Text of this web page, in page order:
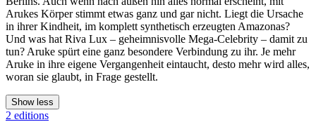
Arukes Körper stimmt etwas ganz und gar nicht. Liegt die Ursache
in ihrer Kindheit, im komplett synthetisch erzeugten Amazonas?
Und was hat Riva Lux – geheimnisvolle Mega-Celebrity – damit zu
tun? Aruke spürt eine ganz besondere Verbindung zu ihr. Je mehr
Aruke in ihre eigene Vergangenheit eintaucht, desto mehr wird alles,
woran sie glaubt, in Frage gestellt.
Show less
2 editions